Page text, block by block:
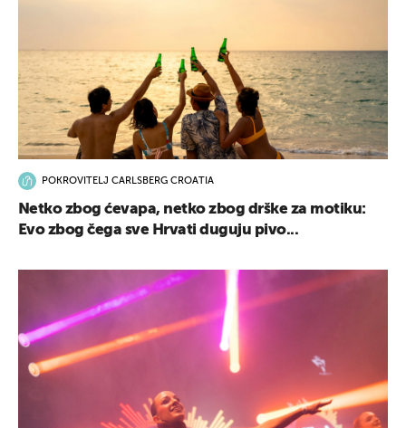
POKROVITELJ CARLSBERG CROATIA
Netko zbog ćevapa, netko zbog drške za motiku:
Evo zbog čega sve Hrvati duguju pivo...